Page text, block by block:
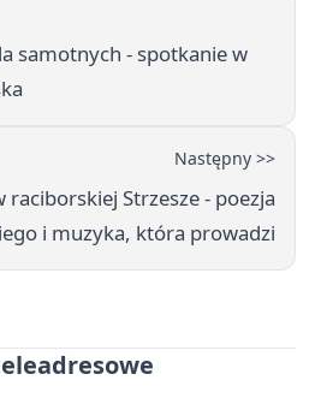
samotnych - spotkanie w
Następny >>
raciborskiej Strzesze - poezja
i muzyka, która prowadzi